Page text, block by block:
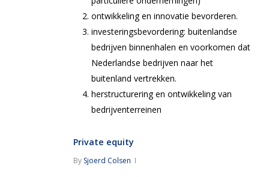
ontwikkeling en innovatie bevorderen.
investeringsbevordering: buitenlandse
bedrijven binnenhalen en voorkomen dat
Nederlandse bedrijven naar het
buitenland vertrekken.
herstructurering en ontwikkeling van
bedrijventerreinen
Private equity
By Sjoerd Colsen